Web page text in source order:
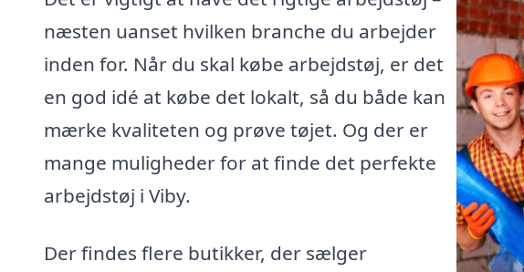
næsten uanset hvilken branche du arbejder
inden for. Når du skal købe arbejdstøj, er det
en god idé at købe det lokalt, så du både kan
mærke kvaliteten og prøve tøjet. Og der er
mange muligheder for at finde det perfekte
arbejdstøj i Viby.
Der findes flere butikker, der sælger